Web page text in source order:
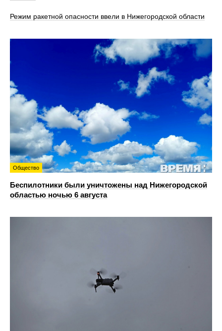
Режим ракетной опасности ввели в Нижегородской области
Общество
Беспилотники были уничтожены над Нижегородской
областью ночью 6 августа